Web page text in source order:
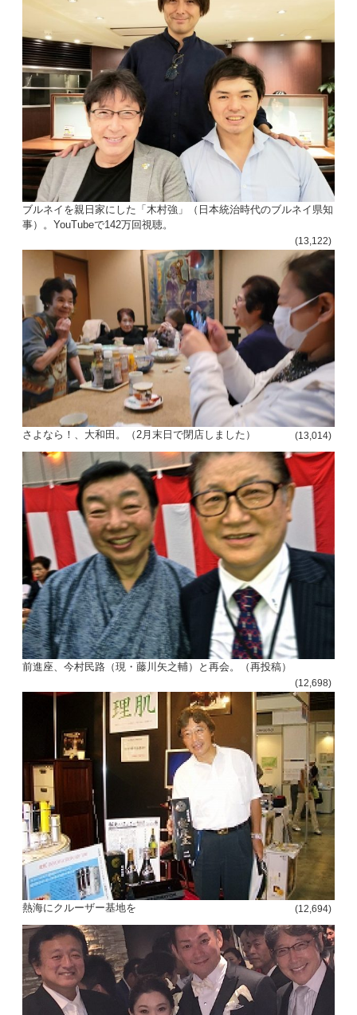
ブルネイを親日家にした「木村強」（日本統治時代のブルネイ県知
事）。YouTubeで142万回視聴。
(13,122)
さよなら！、大和田。（2月末日で閉店しました） (13,014)
前進座、今村民路（現・藤川矢之輔）と再会。（再投稿）
(12,698)
熱海にクルーザー基地を (12,694)